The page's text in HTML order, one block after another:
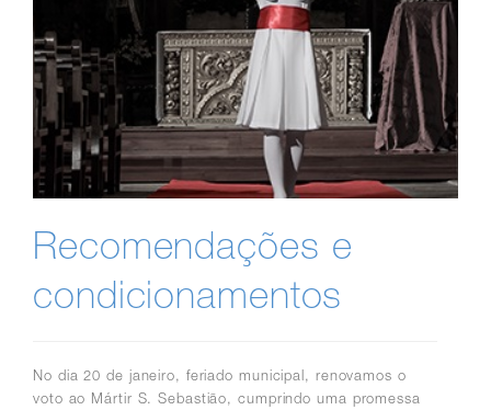
Recomendações e
condicionamentos
No dia 20 de janeiro, feriado municipal, renovamos o
voto ao Mártir S. Sebastião, cumprindo uma promessa